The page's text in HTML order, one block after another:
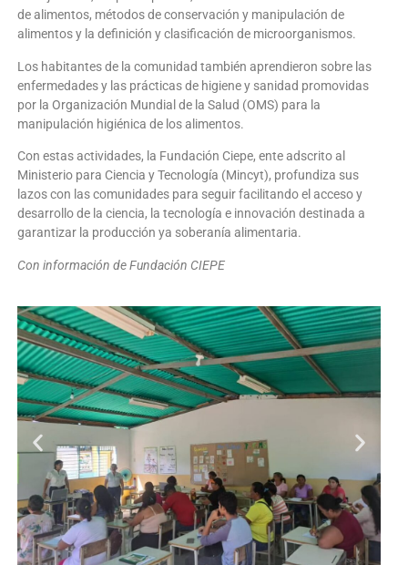
de alimentos, métodos de conservación y manipulación de
alimentos y la definición y clasificación de microorganismos.
Los habitantes de la comunidad también aprendieron sobre las
enfermedades y las prácticas de higiene y sanidad promovidas
por la Organización Mundial de la Salud (OMS) para la
manipulación higiénica de los alimentos.
Con estas actividades, la Fundación Ciepe, ente adscrito al
Ministerio para Ciencia y Tecnología (Mincyt), profundiza sus
lazos con las comunidades para seguir facilitando el acceso y
desarrollo de la ciencia, la tecnología e innovación destinada a
garantizar la producción ya soberanía alimentaria.
Con información de Fundación CIEPE